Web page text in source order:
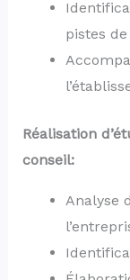
pistes
Réalisation
conseil:
Analyse